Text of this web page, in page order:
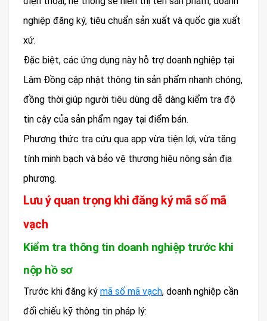
nghiệp đăng ký, tiêu chuẩn sản xuất và quốc gia xuất
xứ.
Đặc biệt, các ứng dụng này hỗ trợ doanh nghiệp tại
Lâm Đồng cập nhật thông tin sản phẩm nhanh chóng,
đồng thời giúp người tiêu dùng dễ dàng kiểm tra độ
tin cậy của sản phẩm ngay tại điểm bán.
Phương thức tra cứu qua app vừa tiện lợi, vừa tăng
tính minh bạch và bảo vệ thương hiệu nông sản địa
phương.
Lưu ý quan trọng khi đăng ký mã số mã
vạch
Kiểm tra thông tin doanh nghiệp trước khi
nộp hồ sơ
Trước khi đăng ký mã số mã vạch, doanh nghiệp cần
đối chiếu kỹ thông tin pháp lý: